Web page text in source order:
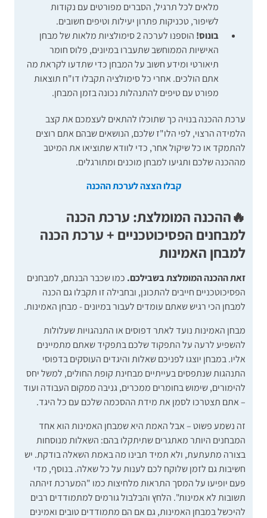
מלאים לכל תרגיל, הסברים מפורטים עם נקודות
לשיפור, טכניקות פתרון יעילות וטיפים חשובים.
בונוס!
הוספנו לערכה 2 סימולציות מלאות של מבחן
האישיות הממוחשב שתעברו במיונים, פלוס חומר
תיאורטי ומידע חשוב על המבחן כדי שתדעו לקראת מה
אתם הולכים. אחרי כל סימולציה תקבלו דו"ח תוצאות
מפורט עם טיפים להתנהלות נכונה בזמן המבחן.
ערכת ההכנה בנויה כך שתוכלו להתאים לעצמכם את קצב
הלמידה הרצוי, לפי הלו"ז שלכם, הנושאים שבהם אתם רוצים
להתמקד או כל שיקול אחר, כדי לוודא שתוציאו את המיטב
מההכנה שלכם ותגיעו למבחן מוכנים ומתורגלים.
קבלו הצצה לערכת ההכנה
🔥ההכנה המומלצת: ערכת הכנה
למבחנים הפסיכוטכניים + ערכת הכנה
למבחן האמינות
זאת ההכנה המומלצת בשבילכם. כמו שכבר הבנתם, למבחנים
הפסיכוטכניים חייבים להתכונן, ובחבילה זו תקבלו גם הכנה
למבחן הכי רגיש שאתם עומדים לעבור במיונים - מבחן האמינות.
מבחן האמינות נועד לאתר דפוסים או התנהגויות שעלולות
להשפיע לרעה על התפקוד שלכם בתפקיד שאתם מתמיינים
אליו. במבחן יוצגו לפניכם שאלות והיגדים העוסקים בדפוסי
התנהגות שנתפסים בעייתיים מבחינת קופת החולים, למשל יחס
להימורים, שימוש בחומרים ממכרים, גניבה ממקום העבודה ועוד
– אתם תצטרכו לסמן את מידת ההסכמה שלכם עם כל היגד.
זה נשמע פשוט – אבל האמת היא שמבחן האמינות הוא אחד
המבחנים היותר מאתגרים שתיתקלו בהם: השאלות מנוסחות
בצורה מתעתעת, ולא תמיד תבינו מה באמת השאלה בודקת. יש
חשיבות גם לזמן שלוקח לכם לענות על כל שאלה. בנוסף, מדי
פעם יופיעו על המסך התראות מלחיצות כמו "המערכת זיהתה
תשובות לא אמינות". הלחץ והבלבול גורמים למתמודדים רבים
להיכשל במבחן האמינות, גם אם הם מתמודדים טובים ואמינים